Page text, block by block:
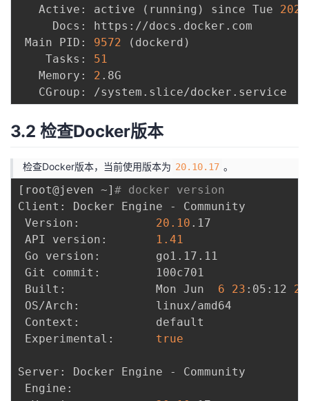
   Active: active
( running ) since Tue 2023
     Docs: https://docs.docker.com
Main PID: 9572 ( dockerd )
    Tasks:
51
   Memory:
2 .8G
3.2 检查Docker版本
检查Docker版本，当前使用版本为 20.10.17 。
[ root@jeven ~] # docker version
Client: Docker Engine - Community
Version: 20.10 .17
API version:
1.41
Go version:        go1.17.11
Git commit:        100c701
Built:             Mon Jun 6 23 :05:12
OS/Arch:           linux/amd64
Context:           default
Experimental: true
Server: Docker Engine - Community
Engine: